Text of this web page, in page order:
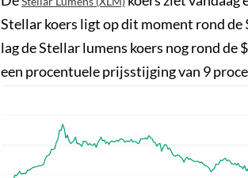
Stellar koers ligt op dit moment rond de
lag de Stellar lumens koers nog rond
een procentuele prijsstijging van 9